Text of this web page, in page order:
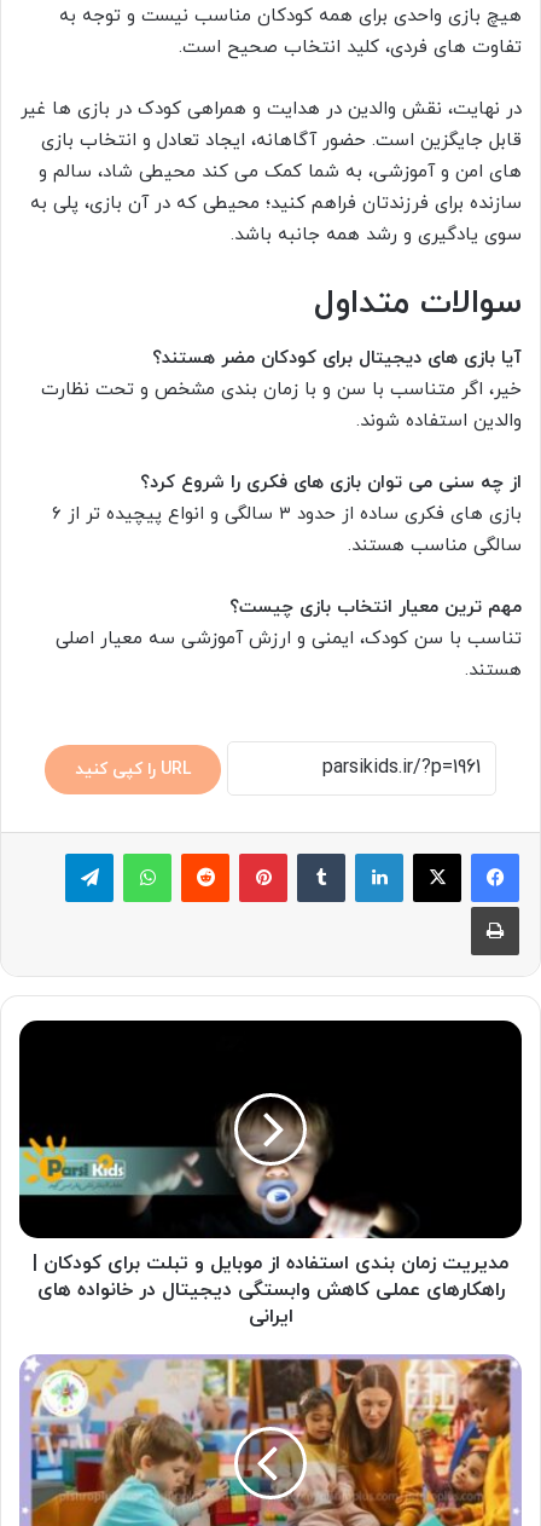
هیچ بازی واحدی برای همه کودکان مناسب نیست و توجه به
تفاوت های فردی، کلید انتخاب صحیح است.
در نهایت، نقش والدین در هدایت و همراهی کودک در بازی ها غیر
قابل جایگزین است. حضور آگاهانه، ایجاد تعادل و انتخاب بازی
های امن و آموزشی، به شما کمک می کند محیطی شاد، سالم و
سازنده برای فرزندتان فراهم کنید؛ محیطی که در آن بازی، پلی به
سوی یادگیری و رشد همه جانبه باشد.
سوالات متداول
آیا بازی های دیجیتال برای کودکان مضر هستند؟
خیر، اگر متناسب با سن و با زمان بندی مشخص و تحت نظارت
والدین استفاده شوند.
از چه سنی می توان بازی های فکری را شروع کرد؟
بازی های فکری ساده از حدود ۳ سالگی و انواع پیچیده تر از ۶
سالگی مناسب هستند.
مهم ترین معیار انتخاب بازی چیست؟
تناسب با سن کودک، ایمنی و ارزش آموزشی سه معیار اصلی
هستند.
URL را کپی کنید
لینکدین ‫تامبلر پینترست‫رددیت واتس آپ تلگرام
چاپ
مدیریت
برای
کودکان
کاهش
وابستگی
دیجیتال
در
خانواده
های
ایرانی
مدیریت زمان بندی استفاده از موبایل و تبلت برای کودکان |
راهکارهای عملی کاهش وابستگی دیجیتال در خانواده های
ایرانی
چرا
روش‌های
سنتی
دیگر
پاسخگوی
کودکان
امروز